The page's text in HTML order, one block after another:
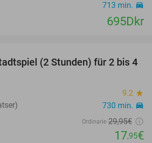
713 min. directions_car
695Dkr
40%
(2 Stunden) für 2 bis 4
9.2 star
730 min. directions_car
Ordinarie 29,95€
17,95€